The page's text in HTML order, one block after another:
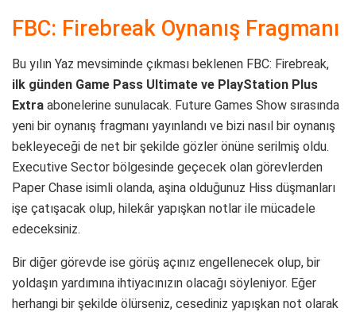
FBC: Firebreak Oynanış Fragmanı
Bu yılın Yaz mevsiminde çıkması beklenen FBC: Firebreak,
ilk günden Game Pass Ultimate ve PlayStation Plus
Extra abonelerine sunulacak. Future Games Show sırasında
yeni bir oynanış fragmanı yayınlandı ve bizi nasıl bir oynanış
bekleyeceği de net bir şekilde gözler önüne serilmiş oldu.
Executive Sector bölgesinde geçecek olan görevlerden
Paper Chase isimli olanda, aşina olduğunuz Hiss düşmanları
işe çatışacak olup, hilekâr yapışkan notlar ile mücadele
edeceksiniz.
Bir diğer görevde ise görüş açınız engellenecek olup, bir
yoldaşın yardımına ihtiyacınızın olacağı söyleniyor. Eğer
herhangi bir şekilde ölürseniz, cesediniz yapışkan not olarak